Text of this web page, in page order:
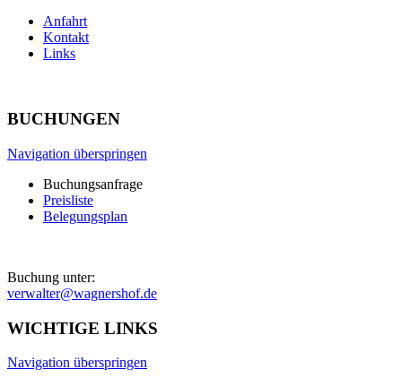
Anfahrt
Kontakt
Links
BUCHUNGEN
Navigation überspringen
Buchungsanfrage
Preisliste
Belegungsplan
Buchung unter:
verwalter@wagnershof.de
WICHTIGE LINKS
Navigation überspringen